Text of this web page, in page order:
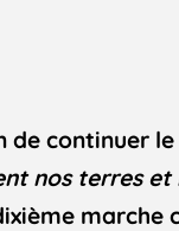
de continuer
nos terres et
marche